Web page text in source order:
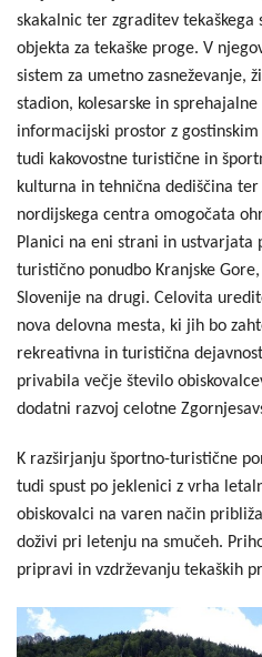
skakalnic ter zgraditev
objekta za tekaške proge. V
sistem za umetno zasneževanje,
stadion, kolesarske in
informacijski prostor z
tudi kakovostne turistične in
kulturna in tehnična dediščina
nordijskega centra omogočata
Planici na eni strani in ustvarjata
turistično ponudbo Kranjske
Slovenije na drugi. Celovita
nova delovna mesta, ki jih bo
rekreativna in turistična
privabila večje število
dodatni razvoj celotne
K razširjanju športno-turistične
tudi spust po jeklenici z vrha
obiskovalci na varen način
doživi pri letenju na smučeh.
pripravi in vzdrževanju tekaških